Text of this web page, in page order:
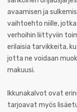
avaamisen ja
vaihtoehto niille,
verhoihin liittyviin
erilaisia tarvikkeita,
jotta ne voidaan
makuusi.
Ikkunakalvot ovat
tarjoavat myös